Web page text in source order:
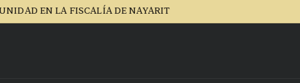
EN LA FISCALÍA DE NAYARIT